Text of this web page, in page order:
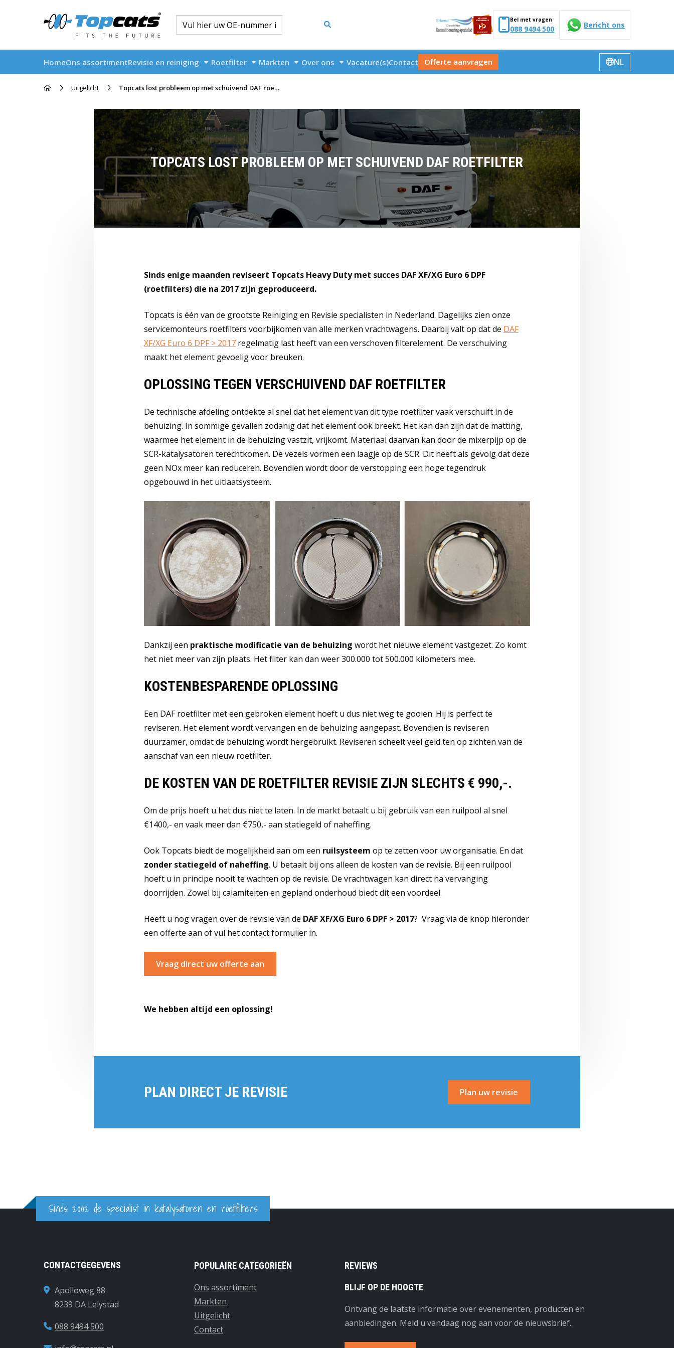
Bel met vragen
088 9494 500 Bericht ons
HomeOns assortimentRevisie en reiniging Roetfilter Markten Over ons Vacature(s)Contact Offerte aanvragen
Verander
NL
Go to homepage
Uitgelicht Topcats lost probleem op met schuivend DAF roetfilter
TOPCATS LOST PROBLEEM OP MET SCHUIVEND DAF ROETFILTER
Sinds enige maanden reviseert Topcats Heavy Duty met succes DAF XF/XG Euro 6 DPF
(roetfilters) die na 2017 zijn geproduceerd.
Topcats is één van de grootste Reiniging en Revisie specialisten in Nederland. Dagelijks zien onze
servicemonteurs roetfilters voorbijkomen van alle merken vrachtwagens. Daarbij valt op dat de DAF
XF/XG Euro 6 DPF > 2017 regelmatig last heeft van een verschoven filterelement. De verschuiving
maakt het element gevoelig voor breuken.
OPLOSSING TEGEN VERSCHUIVEND DAF ROETFILTER
De technische afdeling ontdekte al snel dat het element van dit type roetfilter vaak verschuift in de
behuizing. In sommige gevallen zodanig dat het element ook breekt. Het kan dan zijn dat de matting,
waarmee het element in de behuizing vastzit, vrijkomt. Materiaal daarvan kan door de mixerpijp op de
SCR-katalysatoren terechtkomen. De vezels vormen een laagje op de SCR. Dit heeft als gevolg dat deze
geen NOx meer kan reduceren. Bovendien wordt door de verstopping een hoge tegendruk
opgebouwd in het uitlaatsysteem.
Dankzij een praktische modificatie van de behuizing wordt het nieuwe element vastgezet. Zo komt
het niet meer van zijn plaats. Het filter kan dan weer 300.000 tot 500.000 kilometers mee.
KOSTENBESPARENDE OPLOSSING
Een DAF roetfilter met een gebroken element hoeft u dus niet weg te gooien. Hij is perfect te
reviseren. Het element wordt vervangen en de behuizing aangepast. Bovendien is reviseren
duurzamer, omdat de behuizing wordt hergebruikt. Reviseren scheelt veel geld ten op zichten van de
aanschaf van een nieuw roetfilter.
DE KOSTEN VAN DE ROETFILTER REVISIE ZIJN SLECHTS € 990,-.
Om de prijs hoeft u het dus niet te laten. In de markt betaalt u bij gebruik van een ruilpool al snel
€1400,- en vaak meer dan €750,- aan statiegeld of naheffing.
Ook Topcats biedt de mogelijkheid aan om een ruilsysteem op te zetten voor uw organisatie. En dat
zonder statiegeld of naheffing. U betaalt bij ons alleen de kosten van de revisie. Bij een ruilpool
hoeft u in principe nooit te wachten op de revisie. De vrachtwagen kan direct na vervanging
doorrijden. Zowel bij calamiteiten en gepland onderhoud biedt dit een voordeel.
Heeft u nog vragen over de revisie van de DAF XF/XG Euro 6 DPF > 2017? Vraag via de knop hieronder
een offerte aan of vul het contact formulier in.
Vraag direct uw offerte aan
We hebben altijd een oplossing!
PLAN DIRECT JE REVISIE Plan uw revisie
Sinds 2002 de specialist in katalysatoren en roetfilters
CONTACTGEGEVENS
Apolloweg 88
8239 DA Lelystad
088 9494 500
POPULAIRE CATEGORIEËN
Ons assortiment
Markten
Uitgelicht
Contact
REVIEWS
BLIJF OP DE HOOGTE
Ontvang de laatste informatie over evenementen, producten en
aanbiedingen. Meld u vandaag nog aan voor de nieuwsbrief.